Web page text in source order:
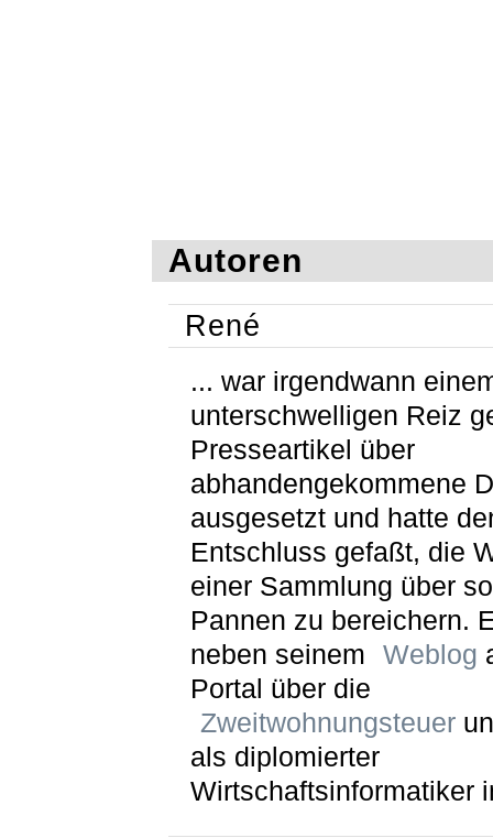
Autoren
René
... war irgendwann
unterschwelligen Reiz
Presseartikel über
abhandengekommene
ausgesetzt und hatte
Entschluss gefaßt, die
einer Sammlung über
Pannen zu bereichern.
neben seinem
Weblog
Portal über die
Zweitwohnungsteuer
als diplomierter
Wirtschaftsinformatiker